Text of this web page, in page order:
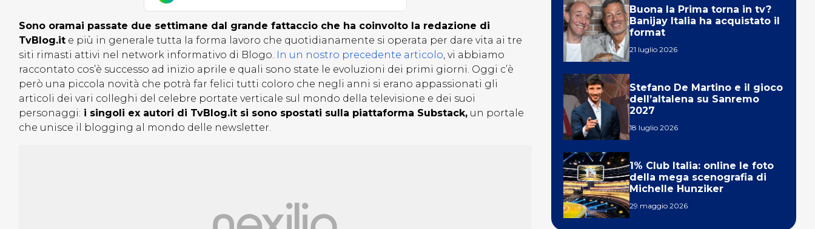
Sono oramai passate due settimane dal grande fattaccio che ha coinvolto la redazione di
TvBlog.it e più in generale tutta la forma lavoro che quotidianamente si operata per dare vita ai tre
siti rimasti attivi nel network informativo di Blogo. In un nostro precedente articolo, vi abbiamo
raccontato cos’è successo ad inizio aprile e quali sono state le evoluzioni dei primi giorni. Oggi c’è
però una piccola novità che potrà far felici tutti coloro che negli anni si erano appassionati gli
articoli dei vari colleghi del celebre portate verticale sul mondo della televisione e dei suoi
personaggi: i singoli ex autori di TvBlog.it si sono spostati sulla piattaforma Substack, un portale
che unisce il blogging al mondo delle newsletter.
Buona la Prima torna in tv?
Banijay Italia ha acquistato il
format
21 luglio 2026
Stefano De Martino e il gioco
dell’altalena su Sanremo
2027
18 luglio 2026
1% Club Italia: online le foto
della mega scenografia di
Michelle Hunziker
29 maggio 2026